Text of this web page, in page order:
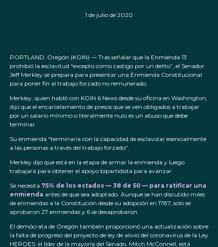
1 de julio de 2020
PORTLAND, Oregón (KOIN) — Tras señalar que la Enmienda 13
prohibió la esclavitud “excepto como castigo por un delito”, el Senador
Jeff Merkley se prepara para presentar una Enmienda Constitucional
para poner fin al trabajo forzado no remunerado.
Merkley, quien habló con KOIN 6 News desde su oficina en Washington,
dijo que el encarcelamiento de presos que se ven obligados a trabajar
por un salario mínimo o literalmente nulo es un abuso que debe
terminar.
Su enmienda “terminaría con la capacidad de esclavizar esencialmente
a las personas a través del trabajo forzado”.
Merkley dijo que está en la etapa de armar la enmienda y luego
trabajará para obtener el apoyo bipartidista para avanzar.
Se necesita 75% de los estados — 38 de 50 — para ratificar una
enmienda antes de que sea adoptado. Aunque se han discutido miles
de enmiendas a la Constitución desde su adopción en 1787, solo se
aprobaron 27 enmiendas y 6 se desaprobaron.
El demócrata de Oregón también proporcionó una actualización sobre
la falta de progreso del proyecto de ley de alivio del coronavirus de la Ley
HEROES: el líder de la mayoría del Senado, Mitch McConnell, está